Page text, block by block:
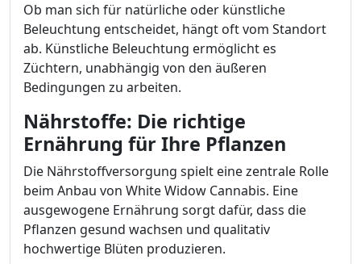
Ob man sich für natürliche oder künstliche
Beleuchtung entscheidet, hängt oft vom Standort
ab. Künstliche Beleuchtung ermöglicht es
Züchtern, unabhängig von den äußeren
Bedingungen zu arbeiten.
Nährstoffe: Die richtige
Ernährung für Ihre Pflanzen
Die Nährstoffversorgung spielt eine zentrale Rolle
beim Anbau von White Widow Cannabis. Eine
ausgewogene Ernährung sorgt dafür, dass die
Pflanzen gesund wachsen und qualitativ
hochwertige Blüten produzieren.